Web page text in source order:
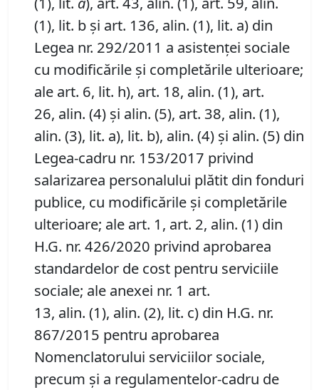
(1), lit. b şi art. 136, alin. (1), lit. a) din
Legea nr. 292/2011 a asistenţei sociale
cu modificările și completările ulterioare;
ale art. 6, lit. h), art. 18, alin. (1), art.
26, alin. (4) și alin. (5), art. 38, alin. (1),
alin. (3), lit. a), lit. b), alin. (4) și alin. (5) din
Legea-cadru nr. 153/2017 privind
salarizarea personalului plătit din fonduri
publice, cu modificările și completările
ulterioare; ale art. 1, art. 2, alin. (1) din
H.G. nr. 426/2020 privind aprobarea
standardelor de cost pentru serviciile
sociale; ale anexei nr. 1 art.
13, alin. (1), alin. (2), lit. c) din H.G. nr.
867/2015 pentru aprobarea
Nomenclatorului serviciilor sociale,
precum şi a regulamentelor-cadru de